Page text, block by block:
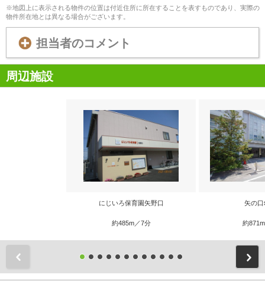
※地図上に表示される物件の位置は付近住所に所在することを表すものであり、実際の
物件所在地とは異なる場合がございます。
担当者のコメント
周辺施設
にじいろ保育園矢野口
約485m／7分
矢の口
約